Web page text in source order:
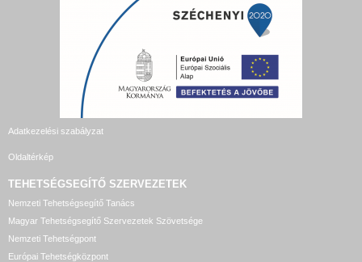
Adatkezelési szabályzat
Oldaltérkép
TEHETSÉGSEGÍTŐ SZERVEZETEK
Nemzeti Tehetségsegítő Tanács
Magyar Tehetségsegítő Szervezetek Szövetsége
Nemzeti Tehetségpont
Európai Tehetségközpont